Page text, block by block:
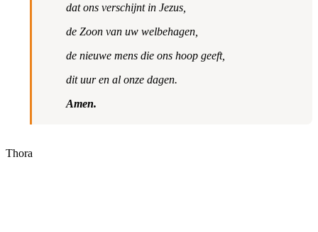
dat ons verschijnt in Jezus,
de Zoon van uw welbehagen,
de nieuwe mens die ons hoop geeft,
dit uur en al onze dagen.
Amen.
Thora